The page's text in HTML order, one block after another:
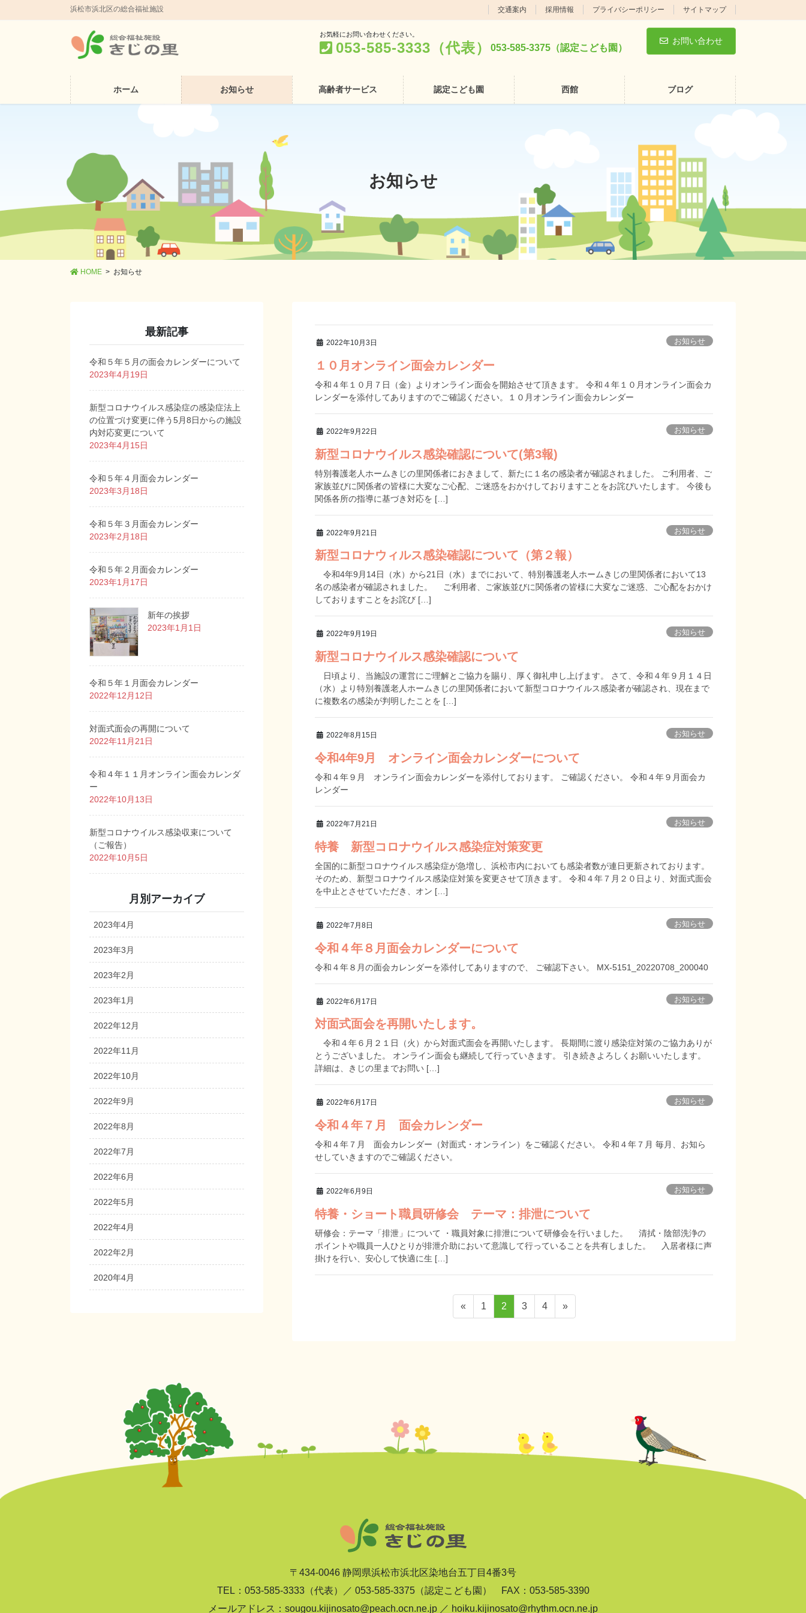
浜松市浜北区の総合福祉施設 交通案内 採用情報 プライバシーポリシー サイトマップ
お気軽にお問い合わせください。
053-585-3333（代表） 053-585-3375（認定こども園）
お問い合わせ
ホーム お知らせ 高齢者サービス 認定こども園 西館 ブログ
お知らせ
HOME お知らせ
2022年10月3日 お知らせ
１０月オンライン面会カレンダー
令和４年１０月７日（金）よりオンライン面会を開始させて頂きます。 令和４年１０月オンライン面会カ
レンダーを添付してありますのでご確認ください。１０月オンライン面会カレンダー
2022年9月22日 お知らせ
新型コロナウイルス感染確認について(第3報)
特別養護老人ホームきじの里関係者におきまして、新たに１名の感染者が確認されました。 ご利用者、ご
家族並びに関係者の皆様に大変なご心配、ご迷惑をおかけしておりますことをお詫びいたします。 今後も
関係各所の指導に基づき対応を […]
2022年9月21日 お知らせ
新型コロナウィルス感染確認について（第２報）
令和4年9月14日（水）から21日（水）までにおいて、特別養護老人ホームきじの里関係者において13
名の感染者が確認されました。 ご利用者、ご家族並びに関係者の皆様に大変なご迷惑、ご心配をおかけ
しておりますことをお詫び […]
2022年9月19日 お知らせ
新型コロナウイルス感染確認について
日頃より、当施設の運営にご理解とご協力を賜り、厚く御礼申し上げます。 さて、令和４年９月１４日
（水）より特別養護老人ホームきじの里関係者において新型コロナウイルス感染者が確認され、現在まで
に複数名の感染が判明したことを […]
2022年8月15日 お知らせ
令和4年9月 オンライン面会カレンダーについて
令和４年９月 オンライン面会カレンダーを添付しております。 ご確認ください。 令和４年９月面会カ
レンダー
2022年7月21日 お知らせ
特養 新型コロナウイルス感染症対策変更
全国的に新型コロナウイルス感染症が急増し、浜松市内においても感染者数が連日更新されております。
そのため、新型コロナウイルス感染症対策を変更させて頂きます。 令和４年７月２０日より、対面式面会
を中止とさせていただき、オン […]
2022年7月8日 お知らせ
令和４年８月面会カレンダーについて
令和４年８月の面会カレンダーを添付してありますので、 ご確認下さい。 MX-5151_20220708_200040
2022年6月17日 お知らせ
対面式面会を再開いたします。
令和４年６月２１日（火）から対面式面会を再開いたします。 長期間に渡り感染症対策のご協力ありが
とうございました。 オンライン面会も継続して行っていきます。 引き続きよろしくお願いいたします。
詳細は、きじの里までお問い […]
2022年6月17日 お知らせ
令和４年７月 面会カレンダー
令和４年７月 面会カレンダー（対面式・オンライン）をご確認ください。 令和４年７月 毎月、お知ら
せしていきますのでご確認ください。
2022年6月9日 お知らせ
特養・ショート職員研修会 テーマ：排泄について
研修会：テーマ「排泄」について ・職員対象に排泄について研修会を行いました。 清拭・陰部洗浄の
ポイントや職員一人ひとりが排泄介助において意識して行っていることを共有しました。 入居者様に声
掛けを行い、安心して快適に生 […]
ョ
«
ペ
ー
1
ペ
ー
2
ペ
ー
3
ペ
ー
4 »
最新記事
令和５年５月の面会カレンダーについて
2023年4月19日
新型コロナウイルス感染症の感染症法上
の位置づけ変更に伴う5月8日からの施設
内対応変更について
2023年4月15日
令和５年４月面会カレンダー
2023年3月18日
令和５年３月面会カレンダー
2023年2月18日
令和５年２月面会カレンダー
2023年1月17日
新年の挨拶
2023年1月1日
令和５年１月面会カレンダー
2022年12月12日
対面式面会の再開について
2022年11月21日
令和４年１１月オンライン面会カレンダ
ー
2022年10月13日
新型コロナウイルス感染収束について
（ご報告）
2022年10月5日
月別アーカイブ
2023年4月
2023年3月
2023年2月
2023年1月
2022年12月
2022年11月
2022年10月
2022年9月
2022年8月
2022年7月
2022年6月
2022年5月
2022年4月
2022年2月
2020年4月
〒434-0046 静岡県浜松市浜北区染地台五丁目4番3号
TEL：053-585-3333（代表）／ 053-585-3375（認定こども園） FAX：053-585-3390
メールアドレス：sougou.kijinosato@peach.ocn.ne.jp ／ hoiku.kijinosato@rhythm.ocn.ne.jp